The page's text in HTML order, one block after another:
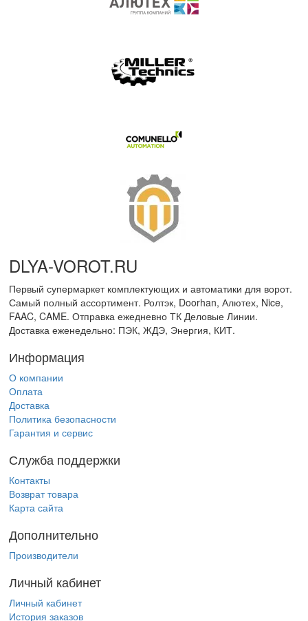
DLYA-VOROT.RU
Первый супермаркет комплектующих и автоматики для ворот.
Самый полный ассортимент. Ролтэк, Doorhan, Алютех, Nice,
FAAC, CAME. Отправка ежедневно ТК Деловые Линии.
Доставка еженедельно: ПЭК, ЖДЭ, Энергия, КИТ.
Информация
О компании
Оплата
Доставка
Политика безопасности
Гарантия и сервис
Служба поддержки
Контакты
Возврат товара
Карта сайта
Дополнительно
Производители
Личный кабинет
Личный кабинет
История заказов